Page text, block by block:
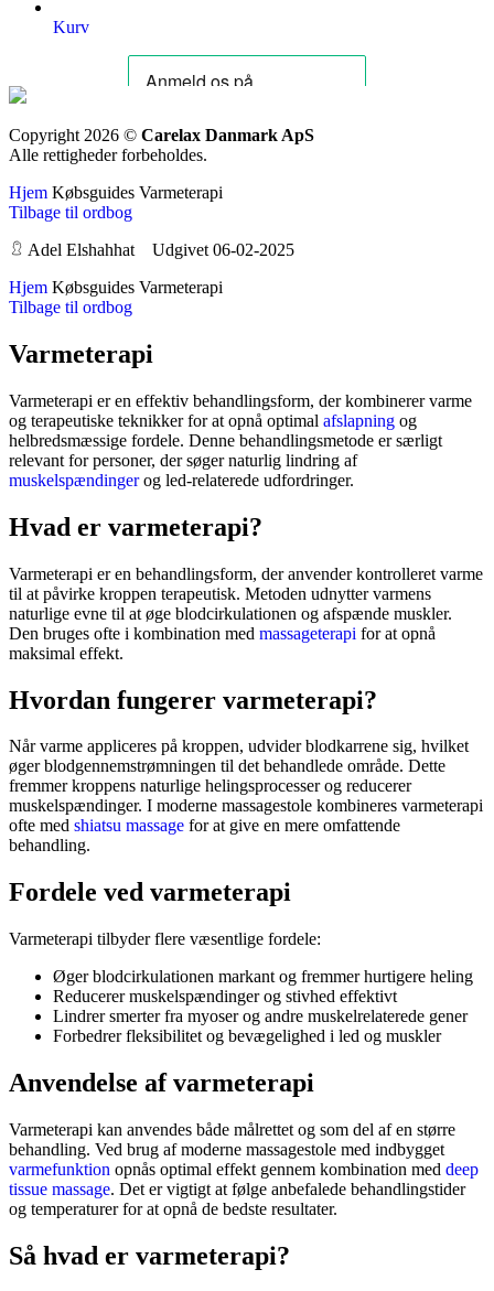
Kurv
Copyright 2026 © Carelax Danmark ApS
Alle rettigheder forbeholdes.
Hjem Købsguides Varmeterapi
Tilbage til ordbog
Adel Elshahhat Udgivet 06-02-2025
Hjem Købsguides Varmeterapi
Tilbage til ordbog
Varmeterapi
Varmeterapi er en effektiv behandlingsform, der kombinerer varme
og terapeutiske teknikker for at opnå optimal afslapning og
helbredsmæssige fordele. Denne behandlingsmetode er særligt
relevant for personer, der søger naturlig lindring af
muskelspændingerog led-relaterede udfordringer.
hvad er varmeterapi?
Varmeterapi er en behandlingsform, der anvender kontrolleret varme
til at påvirke kroppen terapeutisk. Metoden udnytter varmens
naturlige evne til at øge blodcirkulationen og afspænde muskler.
Den bruges ofte i kombination med massageterapi for at opnå
maksimal effekt.
hvordan fungerer varmeterapi?
Når varme appliceres på kroppen, udvider blodkarrene sig, hvilket
øger blodgennemstrømningen til det behandlede område. Dette
fremmer kroppens naturlige helingsprocesser og reducerer
muskelspændinger. I moderne massagestole kombineres varmeterapi
ofte med shiatsu massage for at give en mere omfattende
behandling.
fordele ved varmeterapi
Varmeterapi tilbyder flere væsentlige fordele:
Øger blodcirkulationen markant og fremmer hurtigere heling
Reducerer muskelspændinger og stivhed effektivt
Lindrer smerter fra myoser og andre muskelrelaterede gener
Forbedrer fleksibilitet og bevægelighed i led og muskler
anvendelse af varmeterapi
Varmeterapi kan anvendes både målrettet og som del af en større
behandling. Ved brug af moderne massagestole med indbygget
varmefunktion opnås optimal effekt gennem kombination med deep
tissue massage. Det er vigtigt at følge anbefalede behandlingstider
og temperaturer for at opnå de bedste resultater.
så hvad er varmeterapi?